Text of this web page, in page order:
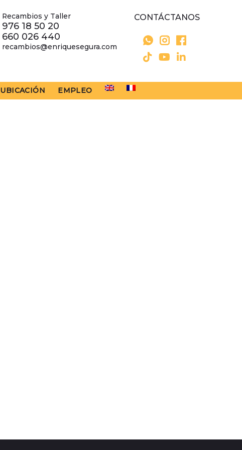
Recambios y Taller
976 18 50 20
660 026 440
recambios@enriquesegura.com
CONTÁCTANOS
UBICACIÓN EMPLEO